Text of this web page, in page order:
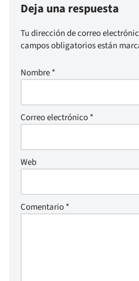
Deja una respuesta
Tu dirección de correo
campos obligatorios están
Nombre*
Correo electrónico*
Web
Comentario*